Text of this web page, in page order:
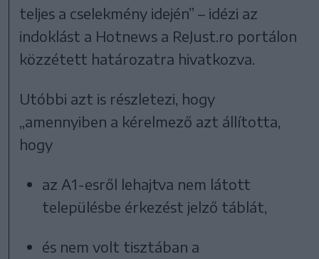
teljes a cselekmény idején” – idézi az
indoklást a Hotnews a ReJust.ro portálon
közzétett határozatra hivatkozva.
Utóbbi azt is részletezi, hogy
„amennyiben a kérelmező azt állította,
hogy
az A1-esről lehajtva nem látott
településbe érkezést jelző táblát,
és nem volt tisztában a